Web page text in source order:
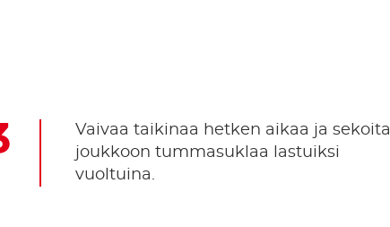
Vaivaa taikinaa hetken aikaa ja sekoita
joukkoon tummasuklaa lastuiksi
vuoltuina.